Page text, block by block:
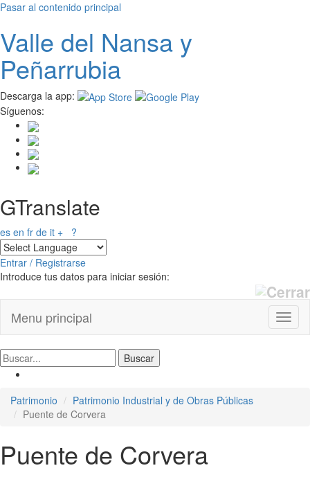
Pasar al contenido principal
Valle del Nansay
Peñarrubia
Descarga la app:
Síguenos:
GTranslate
es en fr de it + ?
Entrar / Registrarse
Introduce tus datos para iniciar sesión:
Menu principal
Patrimonio
Patrimonio Industrial y de Obras Públicas
Puente de Corvera
Puente de Corvera